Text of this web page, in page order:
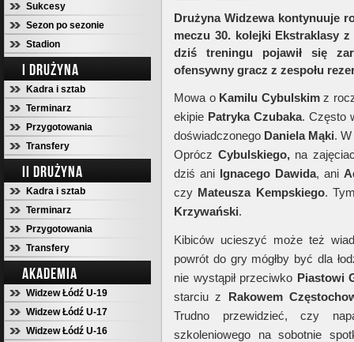
Sukcesy
Sezon po sezonie
Stadion
I DRUŻYNA
Kadra i sztab
Terminarz
Przygotowania
Transfery
II DRUŻYNA
Kadra i sztab
Terminarz
Przygotowania
Transfery
AKADEMIA
Widzew Łódź U-19
Widzew Łódź U-17
Widzew Łódź U-16
Drużyna Widzewa kontynuuje
meczu 30. kolejki Ekstraklasy
dziś treningu pojawił się
ofensywny gracz z zespołu
Mowa o Kamilu Cybulskimz
ekipie Patryka Czubaka. Często
doświadczonego Daniela Mąki.
Oprócz Cybulskiego,na
dziś ani Ignacego Dawida, ani
czy Mateusza Kempskiego.
Krzywański.
Kibiców ucieszyć może też
powrót do gry mógłby być dla
nie wystąpił przeciwko Piastowi
starciu z Rakowem
Trudno przewidzieć, czy
szkoleniowego na sobotnie